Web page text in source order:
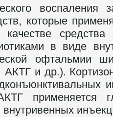
воспаления
которые
качестве
в виде
офтальмии
АКТГ и др.).
применяется